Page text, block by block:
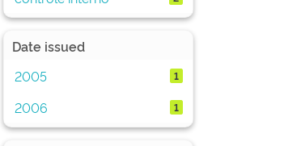
Date issued
2005
1
2006 1